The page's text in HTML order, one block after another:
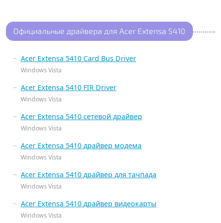
Официальные драйвера для Acer Extensa 5410
Acer Extensa 5410 Card Bus Driver
Windows Vista
Acer Extensa 5410 FIR Driver
Windows Vista
Acer Extensa 5410 сетевой драйвер
Windows Vista
Acer Extensa 5410 драйвер модема
Windows Vista
Acer Extensa 5410 драйвер для тачпада
Windows Vista
Acer Extensa 5410 драйвер видеокарты
Windows Vista